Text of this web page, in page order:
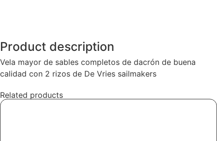
Product description
Vela mayor de sables completos de dacrón de buena
calidad con 2 rizos de De Vries sailmakers
Related products